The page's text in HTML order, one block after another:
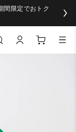
間限定でおトク